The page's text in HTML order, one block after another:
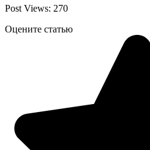
Post Views: 270
Оцените статью